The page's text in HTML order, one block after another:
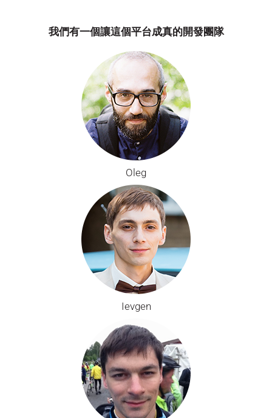
我們有一個讓這個平台成真的開發團隊
Oleg
Ievgen